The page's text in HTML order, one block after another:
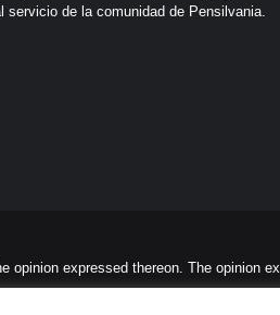
servicio de la comunidad de Pensilvania.
expressed thereon. The opinion